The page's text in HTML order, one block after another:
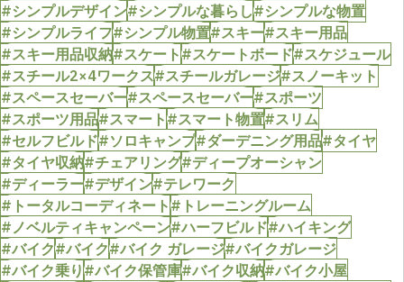
#シンプルデザイン#シンプルな暮らし#シンプルな物置
#シンプルライフ#シンプル物置#スキー#スキー用品
#スキー用品収納#スケート#スケートボード#スケジュール
#スチール2×4ワークス#スチールガレージ#スノーキット
#スペースセーバー#スペースセーバー#スポーツ
#スポーツ用品#スマート#スマート物置#スリム
#セルフビルド#ソロキャンプ#ダーデニング用品#タイヤ
#タイヤ収納#チェアリング#ディープオーシャン
#ディーラー#デザイン#テレワーク
#トータルコーディネート#トレーニングルーム
#ノベルティキャンペーン#ハーフビルド#ハイキング
#バイク#バイク#バイク ガレージ#バイクガレージ
#バイク乗り#バイク保管庫#バイク収納#バイク小屋